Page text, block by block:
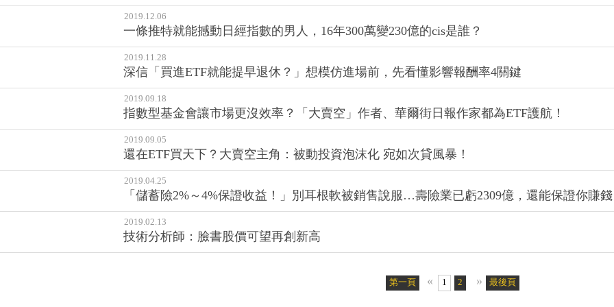
2019.12.06
一條推特就能撼動日經指數的男人，16年300萬變230億的cis是誰？
2019.11.28
深信「買進ETF就能提早退休？」想模仿進場前，先看懂影響報酬率4關鍵
2019.09.18
指數型基金會讓市場更沒效率？「大賣空」作者、華爾街日報作家都為ETF護航！
2019.09.05
還在ETF買天下？大賣空主角：被動投資泡沫化 宛如次貸風暴！
2019.04.25
「儲蓄險2%～4%保證收益！」別耳根軟被銷售說服…壽險業已虧2309億，還能保證你賺
2019.02.13
技術分析師：臉書股價可望再創新高
第一頁 « 1 2 » 最後頁